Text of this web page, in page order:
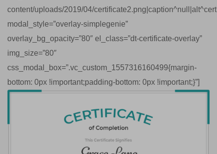
content/uploads/2019/04/
modal_style=”overlay-simplegenie”
overlay_bg_opacity=”80″ el_class=”dt-certificate-overlay”
img_size=”80″
css_modal_box=”.vc_custom_1557316160499{margin-
bottom: 0px !important;padding-bottom: 0px !important;}”]